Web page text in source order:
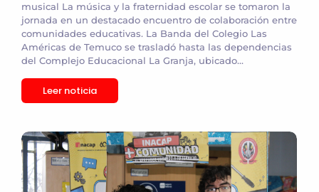
musical La música y la fraternidad escolar se tomaron la
jornada en un destacado encuentro de colaboración entre
comunidades educativas. La Banda del Colegio Las
Américas de Temuco se trasladó hasta las dependencias
del Complejo Educacional La Granja, ubicado...
Leer noticia